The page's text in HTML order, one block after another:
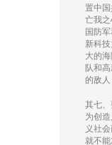
置中
亡我
国防
新科
大的
队和
的敌
其七
为创
义社
就不